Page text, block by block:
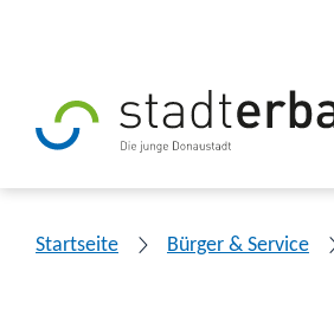
Startseite Bürger & Service